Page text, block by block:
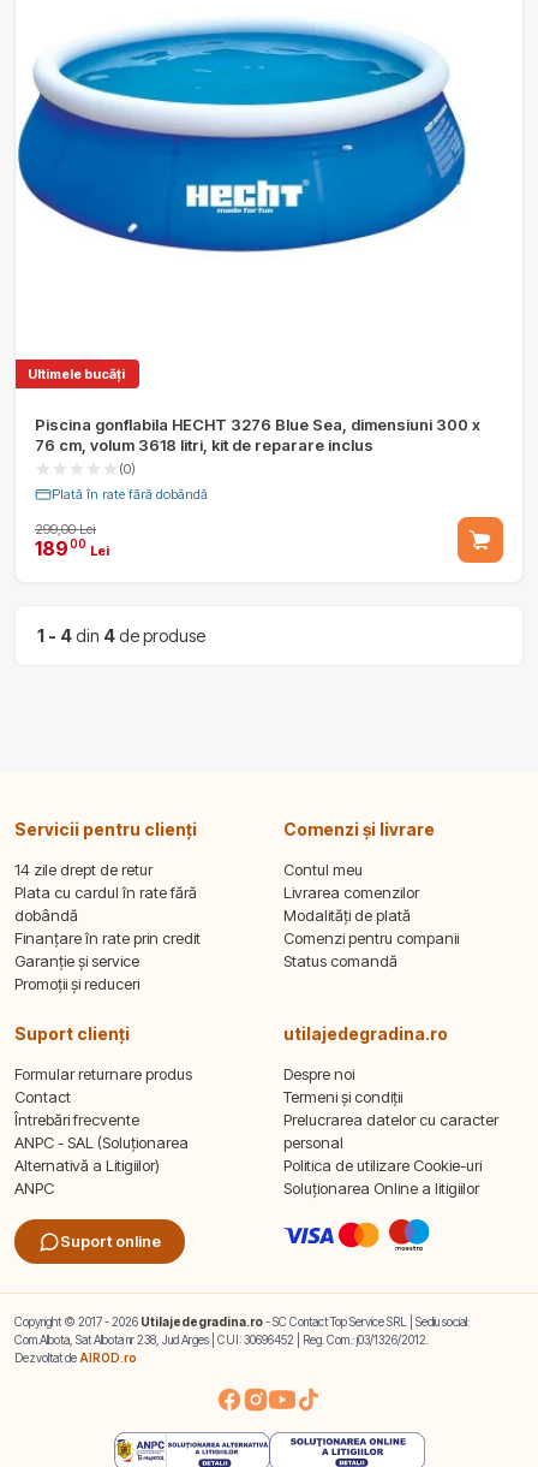
Ultimele bucăți
Piscina gonflabila HECHT 3276 Blue Sea, dimensiuni 300 x
76 cm, volum 3618 litri, kit de reparare inclus
(0)
Plată în rate fără dobândă
299,00 Lei
18900 Lei
1 - 4din 4de produse
Servicii pentru clienți
14 zile drept de retur
Plata cu cardul în rate fără
dobândă
Finanțare în rate prin credit
Garanție și service
Promoții și reduceri
Comenzi și livrare
Contul meu
Livrarea comenzilor
Modalități de plată
Comenzi pentru companii
Status comandă
Suport clienți
Formular returnare produs
Contact
Întrebări frecvente
ANPC - SAL (Soluționarea
Alternativă a Litigiilor)
ANPC
Suport online
utilajedegradina.ro
Despre noi
Termeni și condiții
Prelucrarea datelor cu caracter
personal
Politica de utilizare Cookie-uri
Soluționarea Online a litigiilor
Copyright © 2017 - 2026 Utilajedegradina.ro- SC Contact Top Service SRL | Sediu social:
Com.Albota, Sat Albota nr 238, Jud Arges | CUI: 30696452 | Reg. Com.: j03/1326/2012.
Dezvoltat de AIROD.ro